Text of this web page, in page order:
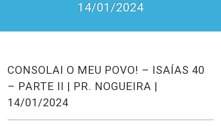
14/01/2024
CONSOLAI O MEU POVO! – ISAÍAS 40
– PARTE II | PR. NOGUEIRA |
14/01/2024